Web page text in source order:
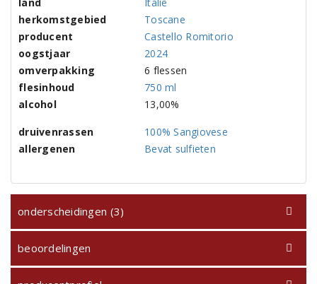
herkomstgebied
Toscane
producent
Castello Romitorio
oogstjaar
2024
omverpakking
6 flessen
flesinhoud
750 ml
alcohol
13,00%
druivenrassen
100% Sangiovese
allergenen
Bevat sulfieten
onderscheidingen (3)
beoordelingen